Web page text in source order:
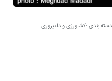
دسته بندی :کشاورزی و دامپروری